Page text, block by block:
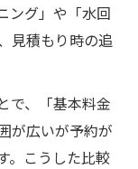
分け方
リット
クする方法
リーニング
クリーニン
ング」や「水回
見積もり時の追
で、「基本料金
が広いが予約が
。こうした比較